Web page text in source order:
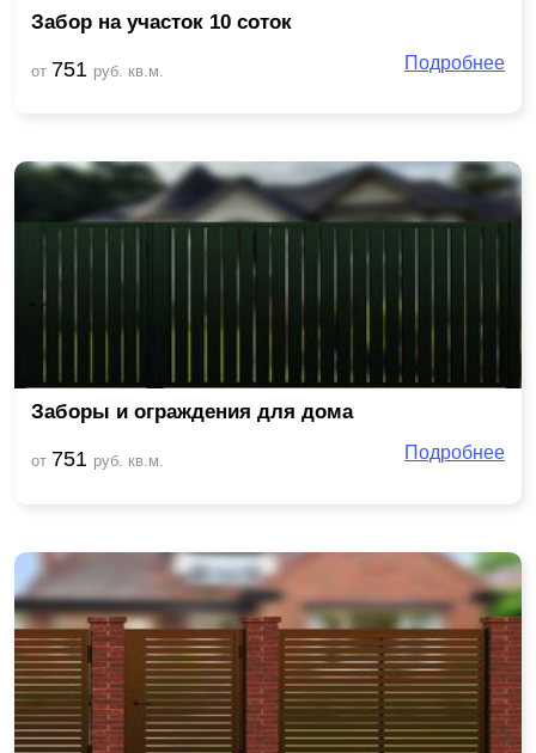
Забор на участок 10 соток
от 751 руб. кв.м. Подробнее
Заборы и ограждения для дома
от 751 руб. кв.м. Подробнее